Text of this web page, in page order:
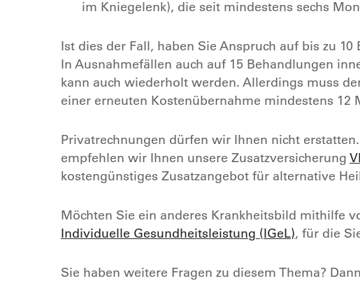
im Kniegelenk), die seit mindestens sechs
Ist dies der Fall, haben Sie Anspruch auf bis zu
In Ausnahmefällen auch auf 15 Behandlungen
kann auch wiederholt werden. Allerdings muss
einer erneuten Kostenübernahme mindestens 12
Privatrechnungen dürfen wir Ihnen nicht
empfehlen wir Ihnen unsere Zusatzversicherung
kostengünstiges Zusatzangebot für alternative
Möchten Sie ein anderes Krankheitsbild mithilfe
Individuelle Gesundheitsleistung (IGeL), für die
Sie haben weitere Fragen zu diesem Thema?